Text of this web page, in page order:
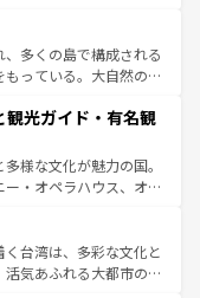
ピング、エンターテイ
トだ。一方、アメリカ
キャニオンやイエロー
美食が融合した独特の
地域で異なる魅力を楽
史を感じることができ
列車の旅も、アメリカ
多くの島で構成される
っている。大自然の神
観光地といえばオアフ
ウイ島やカウアイ島が
く海をはじめ、豊かな
ハスピリット」と呼ば
ワイアンミュージッ
てがハワイの魅力を彩
と感動が待っているハ
観光ガイド・有名観
様な文化が魅力の国。
・オペラハウス、オー
ウルル（エアーズロッ
ケアンズの熱帯雨林な
フェやワイン、オージ
台湾は、多彩な文化と
気あふれる大都市の台